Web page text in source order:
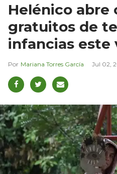
Helénico abre
gratuitos de
infancias este
Mariana Torres García Jul 02,